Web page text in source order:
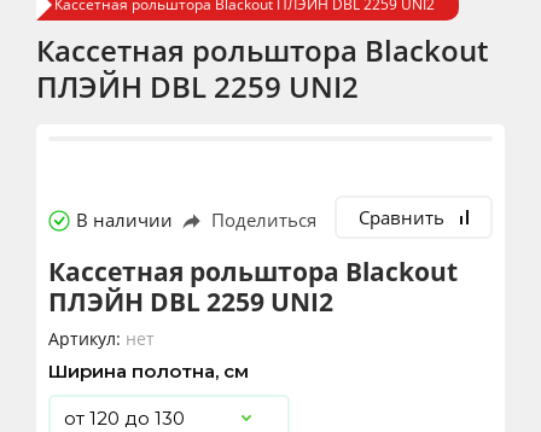
Кассетная рольштора Blackout ПЛЭЙН DBL 2259 UNI2
Кассетная рольштора Blackout
ПЛЭЙН DBL 2259 UNI2
В наличии Поделиться Сравнить
Кассетная рольштора Blackout
ПЛЭЙН DBL 2259 UNI2
Артикул: нет
Ширина полотна, см